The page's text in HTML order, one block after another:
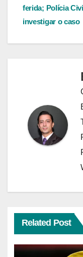
Post
ferida; Polícia
investigar o caso
Related Post